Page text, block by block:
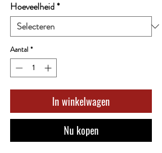
Hoeveelheid*
Aantal *
In winkelwagen
Nu kopen